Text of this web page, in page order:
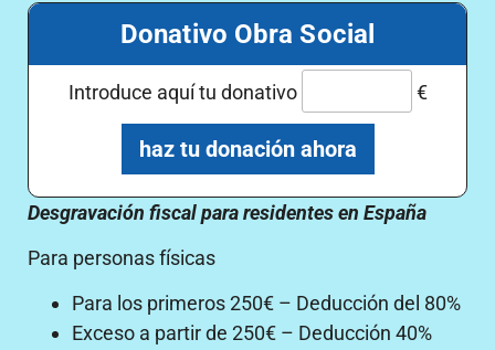
Donativo Obra Social
Introduce aquí tu donativo €
haz tu donación ahora
Desgravación fiscal para residentes en España
Para personas físicas
Para los primeros 250€ – Deducción del 80%
Exceso a partir de 250€ – Deducción 40%